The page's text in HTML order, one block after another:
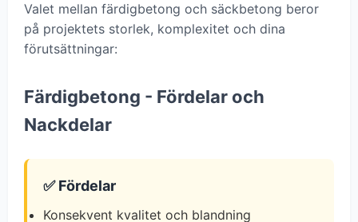
Valet mellan färdigbetong och säckbetong beror
på projektets storlek, komplexitet och dina
förutsättningar:
Färdigbetong - Fördelar och
Nackdelar
✅ Fördelar
Konsekvent kvalitet och blandning